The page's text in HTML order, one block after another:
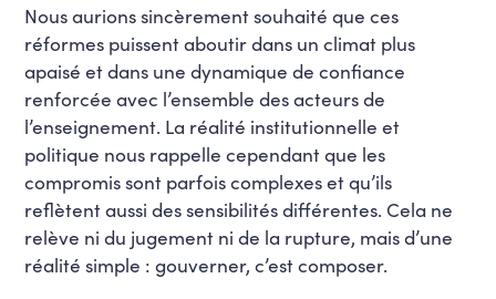
Nous aurions sincèrement souhaité que ces
réformes puissent aboutir dans un climat plus
apaisé et dans une dynamique de confiance
renforcée avec l’ensemble des acteurs de
l’enseignement. La réalité institutionnelle et
politique nous rappelle cependant que les
compromis sont parfois complexes et qu’ils
reflètent aussi des sensibilités différentes. Cela ne
relève ni du jugement ni de la rupture, mais d’une
réalité simple : gouverner, c’est composer.